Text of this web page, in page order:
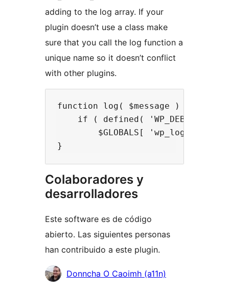
adding to the log array. If your
plugin doesn’t use a class make
sure that you call the log function a
unique name so it doesn’t conflict
with other plugins.
function log( $message ) {
if ( defined( 'WP_DEBUG_LOG'
$GLOBALS[ 'wp_log' ][
Colaboradores y
desarrolladores
Este software es de código
abierto. Las siguientes personas
han contribuido a este plugin.
Colaboradores
Donncha O Caoimh (a11n)